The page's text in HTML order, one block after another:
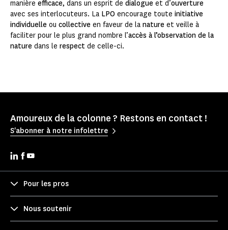
manière efficace, dans un esprit de dialogue et d’ouverture
avec ses interlocuteurs. La LPO encourage toute initiative
individuelle ou collective en faveur de la nature et veille à
faciliter pour le plus grand nombre l’accès à l’observation de la
nature dans le respect de celle-ci.
Amoureux de la colonne ? Restons en contact !
S'abonner à notre infolettre
Pour les pros
Nous soutenir